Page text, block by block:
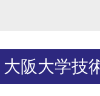
大阪大学技